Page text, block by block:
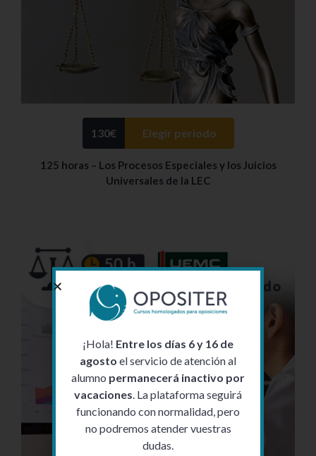
130€ Elegir periodo
125 horas – Los Procesos Especiales y los Juicios
Universales de la LEC
¡Hola! Entre los días 6 y 16 de
agosto el servicio de atención al
alumno permanecerá inactivo por
vacaciones. La plataforma seguirá
funcionando con normalidad, pero
no podremos atender vuestras
dudas.